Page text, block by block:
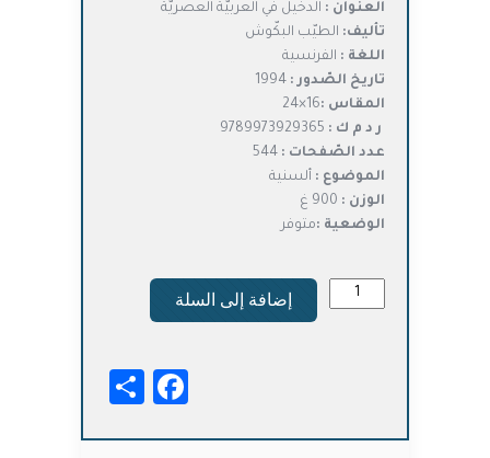
هو:
د.ت13,500.
هو:
العنوان : الدخيل في العربيّة العصريّة
تأليف: الطيّب البكّوش
اللغة : الفرنسية
تاريخ الصّدور :
المقاس :16×24
ر د م ك :
عدد الصّفحات :
الموضوع : ألسنية
الوزن :
الوضعية :متوفر
إضافة إلى السلة
Facebook